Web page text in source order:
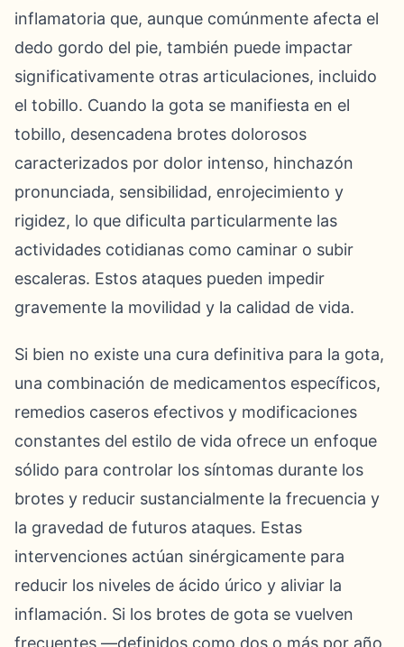
inflamatoria que, aunque comúnmente afecta el
dedo gordo del pie, también puede impactar
significativamente otras articulaciones, incluido
el tobillo. Cuando la gota se manifiesta en el
tobillo, desencadena brotes dolorosos
caracterizados por dolor intenso, hinchazón
pronunciada, sensibilidad, enrojecimiento y
rigidez, lo que dificulta particularmente las
actividades cotidianas como caminar o subir
escaleras. Estos ataques pueden impedir
gravemente la movilidad y la calidad de vida.
Si bien no existe una cura definitiva para la gota,
una combinación de medicamentos específicos,
remedios caseros efectivos y modificaciones
constantes del estilo de vida ofrece un enfoque
sólido para controlar los síntomas durante los
brotes y reducir sustancialmente la frecuencia y
la gravedad de futuros ataques. Estas
intervenciones actúan sinérgicamente para
reducir los niveles de ácido úrico y aliviar la
inflamación. Si los brotes de gota se vuelven
frecuentes —definidos como dos o más por año